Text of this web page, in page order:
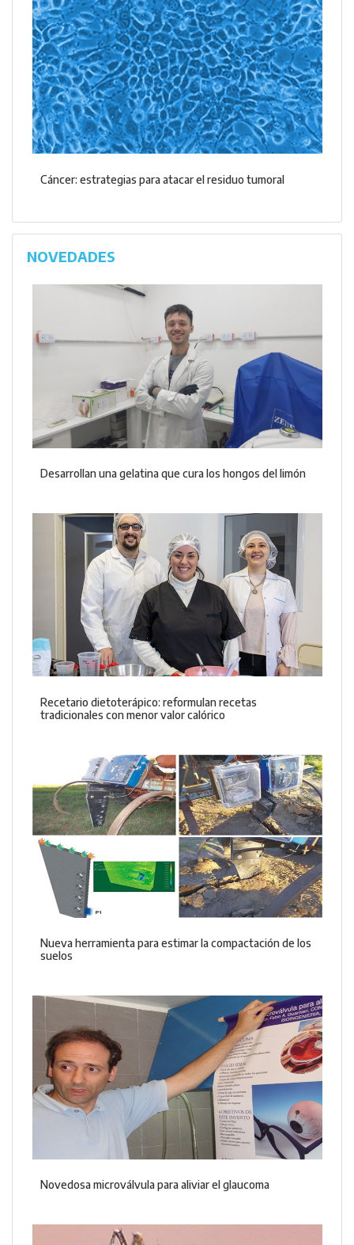
Cáncer: estrategias para atacar el residuo tumoral
NOVEDADES
Desarrollan una gelatina que cura los hongos del limón
Recetario dietoterápico: reformulan recetas
tradicionales con menor valor calórico
Nueva herramienta para estimar la compactación de los
suelos
Novedosa microválvula para aliviar el glaucoma